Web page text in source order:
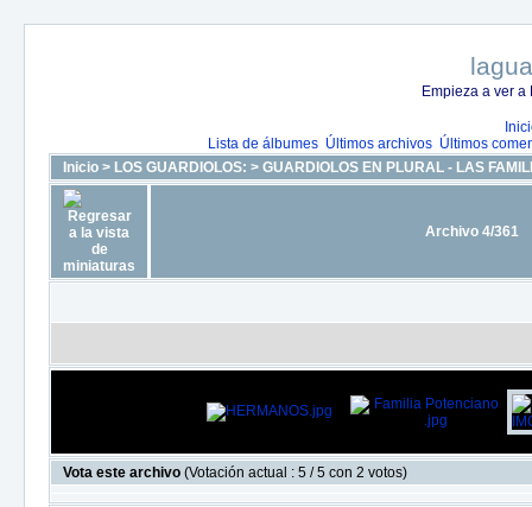
Empieza a ver
Lista de álbumes Últimos archivos Últimos
Inicio > LOS GUARDIOLOS: > GUARDIOLOS EN PLURAL - LAS
Archivo 4/361
Vota este archivo (Votación actual : 5 / 5 con 2 votos)